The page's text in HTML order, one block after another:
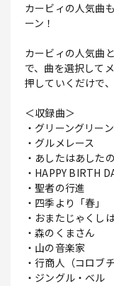
カービィの人気曲
ーン！
カービィの人気曲
で、曲を選択して
押していくだけで
＜収録曲＞
・グリーングリー
・グルメレース
・あしたはあした
・HAPPY BIRTH
・聖者の行進
・四季より「春」
・おまたじゃくし
・森のくまさん
・山の音楽家
・行商人（コロブチ
・ジングル・ベル